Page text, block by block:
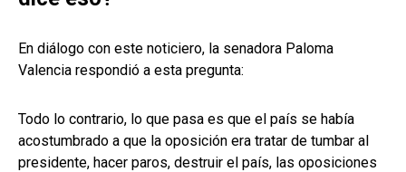
En diálogo con este noticiero, la senadora Paloma
Valencia respondió a esta pregunta:
Todo lo contrario, lo que pasa es que el país se había
acostumbrado a que la oposición era tratar de tumbar al
presidente, hacer paros, destruir el país, las oposiciones